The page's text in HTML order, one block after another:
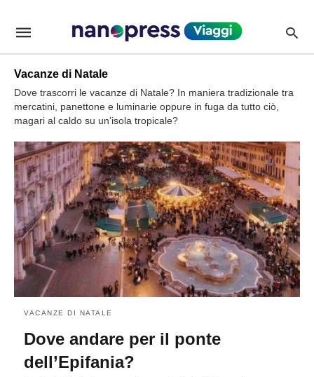
viagginanopressit
/news/dove-
per-
ponte-
dellepifania/P210261/amp/
Vacanze di Natale
Dove trascorri le vacanze di Natale? In maniera tradizionale tra
mercatini, panettone e luminarie oppure in fuga da tutto ciò,
magari al caldo su un’isola tropicale?
VACANZE DI NATALE
Dove andare per il ponte
dell’Epifania?